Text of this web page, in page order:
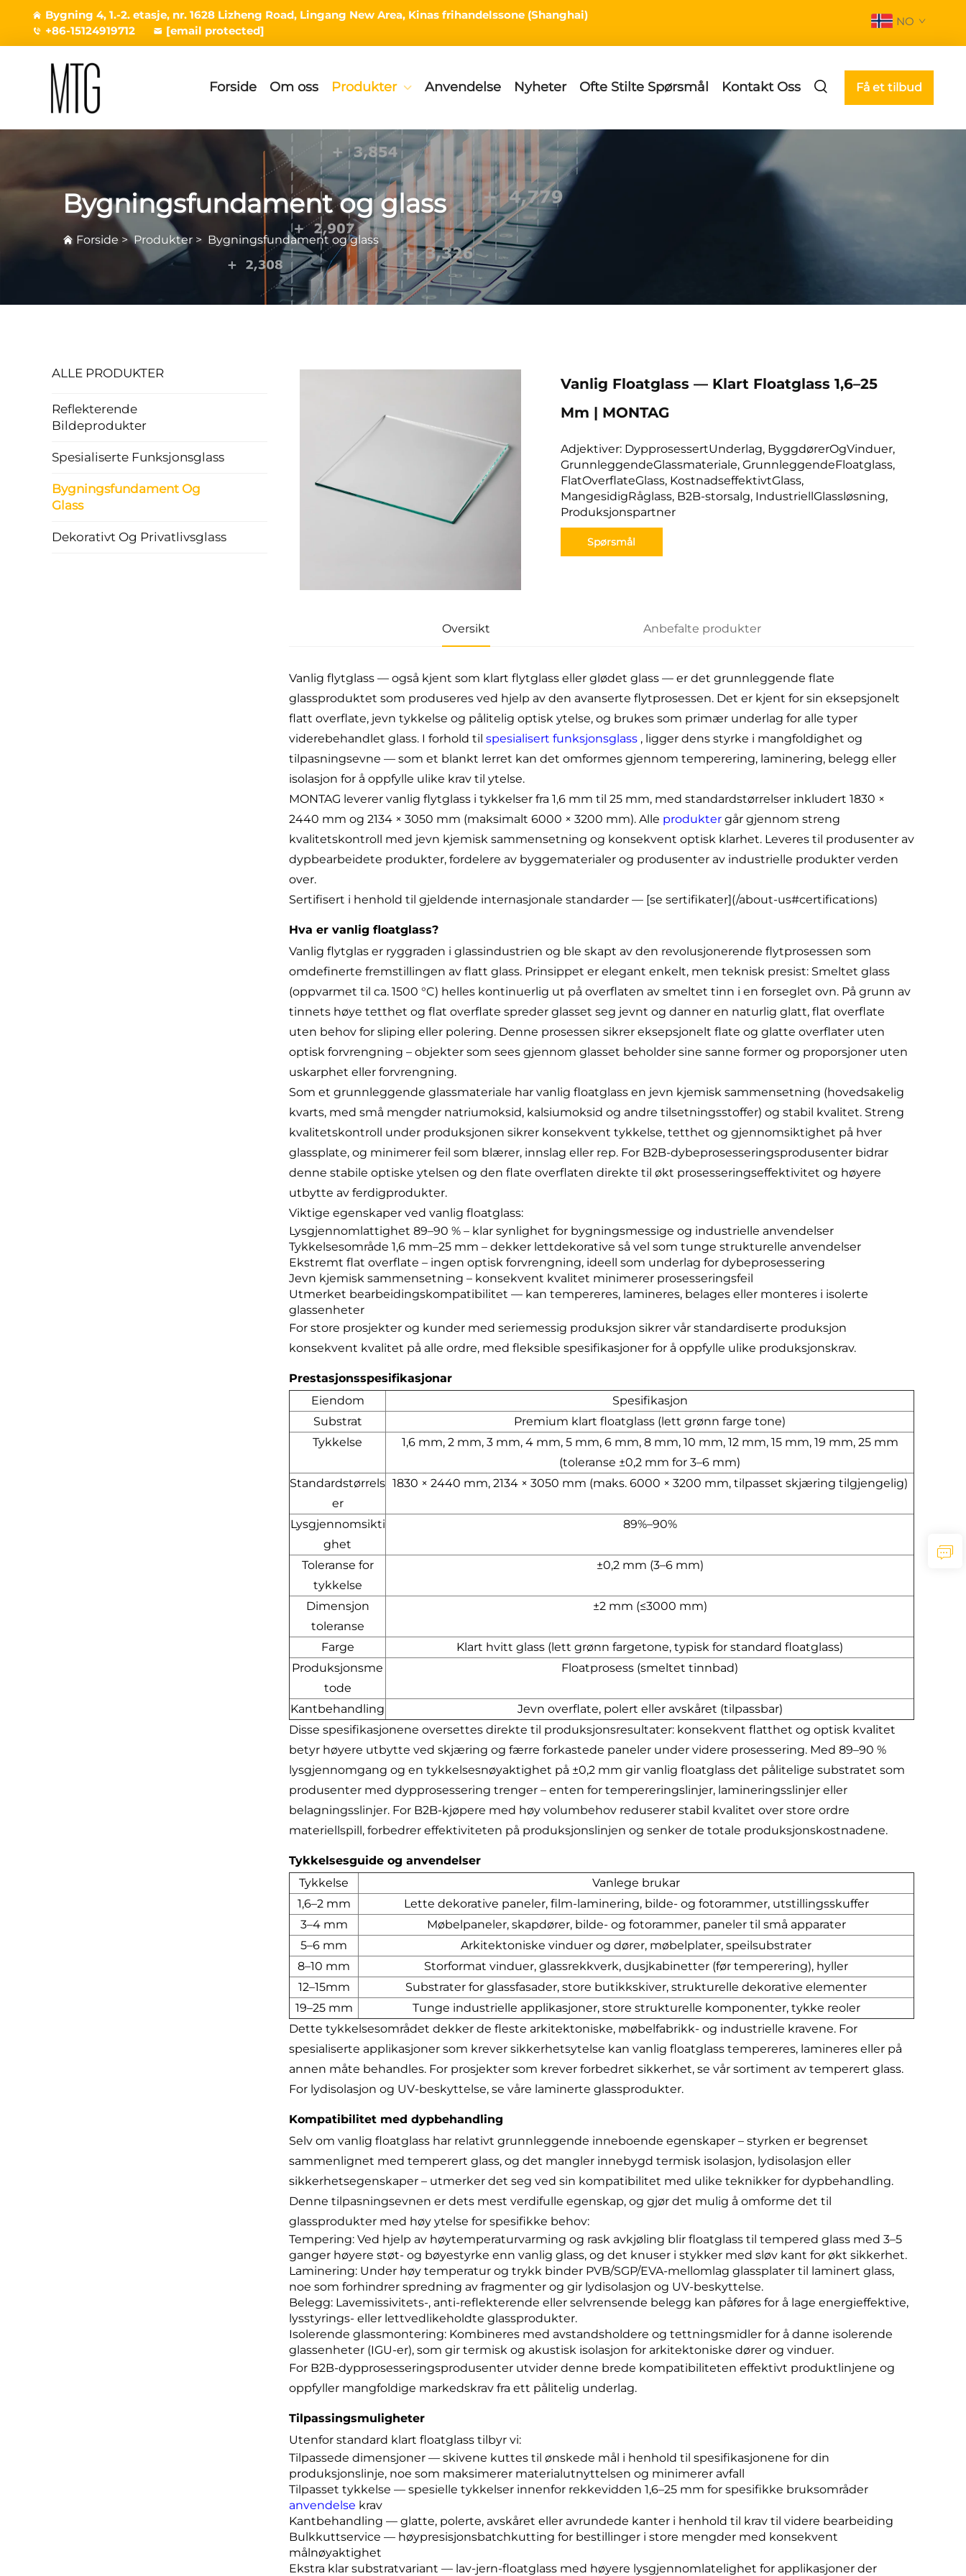
Bygning 4, 1.-2. etasje, nr. 1628 Lizheng Road, Lingang New Area, Kinas frihandelssone (Shanghai)
+86-15124919712
[email protected]
NO
Forside Om oss Produkter Anvendelse Nyheter Ofte Stilte Spørsmål Kontakt Oss Få et tilbud
Bygningsfundament og glass
Forside >Produkter > Bygningsfundament og glass
ALLE PRODUKTER
Reflekterende
Bildeprodukter
Spesialiserte Funksjonsglass
Bygningsfundament Og
Glass
Dekorativt Og Privatlivsglass
Vanlig Floatglass — Klart Floatglass 1,6–25
Mm | MONTAG
Adjektiver: DypprosessertUnderlag, ByggdørerOgVinduer,
GrunnleggendeGlassmateriale, GrunnleggendeFloatglass,
FlatOverflateGlass, KostnadseffektivtGlass,
MangesidigRåglass, B2B-storsalg, IndustriellGlassløsning,
Produksjonspartner
Spørsmål
Oversikt Anbefalte produkter
Vanlig flytglass — også kjent som klart flytglass eller glødet glass — er det grunnleggende flate
glassproduktet som produseres ved hjelp av den avanserte flytprosessen. Det er kjent for sin eksepsjonelt
flatt overflate, jevn tykkelse og pålitelig optisk ytelse, og brukes som primær underlag for alle typer
viderebehandlet glass. I forhold til spesialisert funksjonsglass , ligger dens styrke i mangfoldighet og
tilpasningsevne — som et blankt lerret kan det omformes gjennom temperering, laminering, belegg eller
isolasjon for å oppfylle ulike krav til ytelse.
MONTAG leverer vanlig flytglass i tykkelser fra 1,6 mm til 25 mm, med standardstørrelser inkludert 1830 ×
2440 mm og 2134 × 3050 mm (maksimalt 6000 × 3200 mm). Alle produkter går gjennom streng
kvalitetskontroll med jevn kjemisk sammensetning og konsekvent optisk klarhet. Leveres til produsenter av
dypbearbeidete produkter, fordelere av byggematerialer og produsenter av industrielle produkter verden
over.
Sertifisert i henhold til gjeldende internasjonale standarder — [se sertifikater](/about-us#certifications)
Hva er vanlig floatglass?
Vanlig flytglas er ryggraden i glassindustrien og ble skapt av den revolusjonerende flytprosessen som
omdefinerte fremstillingen av flatt glass. Prinsippet er elegant enkelt, men teknisk presist: Smeltet glass
(oppvarmet til ca. 1500 °C) helles kontinuerlig ut på overflaten av smeltet tinn i en forseglet ovn. På grunn av
tinnets høye tetthet og flat overflate spreder glasset seg jevnt og danner en naturlig glatt, flat overflate
uten behov for sliping eller polering. Denne prosessen sikrer eksepsjonelt flate og glatte overflater uten
optisk forvrengning – objekter som sees gjennom glasset beholder sine sanne former og proporsjoner uten
uskarphet eller forvrengning.
Som et grunnleggende glassmateriale har vanlig floatglass en jevn kjemisk sammensetning (hovedsakelig
kvarts, med små mengder natriumoksid, kalsiumoksid og andre tilsetningsstoffer) og stabil kvalitet. Streng
kvalitetskontroll under produksjonen sikrer konsekvent tykkelse, tetthet og gjennomsiktighet på hver
glassplate, og minimerer feil som blærer, innslag eller rep. For B2B-dybeprosesseringsprodusenter bidrar
denne stabile optiske ytelsen og den flate overflaten direkte til økt prosesseringseffektivitet og høyere
utbytte av ferdigprodukter.
Viktige egenskaper ved vanlig floatglass:
Lysgjennomlattighet 89–90 % – klar synlighet for bygningsmessige og industrielle anvendelser
Tykkelsesområde 1,6 mm–25 mm – dekker lettdekorative så vel som tunge strukturelle anvendelser
Ekstremt flat overflate – ingen optisk forvrengning, ideell som underlag for dybeprosessering
Jevn kjemisk sammensetning – konsekvent kvalitet minimerer prosesseringsfeil
Utmerket bearbeidingskompatibilitet — kan tempereres, lamineres, belages eller monteres i isolerte
glassenheter
For store prosjekter og kunder med seriemessig produksjon sikrer vår standardiserte produksjon
konsekvent kvalitet på alle ordre, med fleksible spesifikasjoner for å oppfylle ulike produksjonskrav.
Prestasjonsspesifikasjonar
Eiendom
Spesifikasjon
Substrat
Premium klart floatglass (lett grønn farge tone)
Tykkelse
1,6 mm, 2 mm, 3 mm, 4 mm, 5 mm, 6 mm, 8 mm, 10 mm, 12 mm, 15 mm, 19 mm, 25 mm
(toleranse ±0,2 mm for 3–6 mm)
Standardstørrels
er
1830 × 2440 mm, 2134 × 3050 mm (maks. 6000 × 3200 mm, tilpasset skjæring tilgjengelig)
Lysgjennomsikti
ghet
89%–90%
Toleranse for
tykkelse
±0,2 mm (3–6 mm)
Dimensjon
toleranse
±2 mm (≤3000 mm)
Farge
Klart hvitt glass (lett grønn fargetone, typisk for standard floatglass)
Produksjonsme
tode
Floatprosess (smeltet tinnbad)
Kantbehandling
Jevn overflate, polert eller avskåret (tilpassbar)
Disse spesifikasjonene oversettes direkte til produksjonsresultater: konsekvent flatthet og optisk kvalitet
betyr høyere utbytte ved skjæring og færre forkastede paneler under videre prosessering. Med 89–90 %
lysgjennomgang og en tykkelsesnøyaktighet på ±0,2 mm gir vanlig floatglass det pålitelige substratet som
produsenter med dypprosessering trenger – enten for tempereringslinjer, lamineringsslinjer eller
belagningsslinjer. For B2B-kjøpere med høy volumbehov reduserer stabil kvalitet over store ordre
materiellspill, forbedrer effektiviteten på produksjonslinjen og senker de totale produksjonskostnadene.
Tykkelsesguide og anvendelser
Tykkelse
Vanlege brukar
1,6–2 mm
Lette dekorative paneler, film-laminering, bilde- og fotorammer, utstillingsskuffer
3–4 mm
Møbelpaneler, skapdører, bilde- og fotorammer, paneler til små apparater
5–6 mm
Arkitektoniske vinduer og dører, møbelplater, speilsubstrater
8–10 mm
Storformat vinduer, glassrekkverk, dusjkabinetter (før temperering), hyller
12–15mm
Substrater for glassfasader, store butikkskiver, strukturelle dekorative elementer
19–25 mm
Tunge industrielle applikasjoner, store strukturelle komponenter, tykke reoler
Dette tykkelsesområdet dekker de fleste arkitektoniske, møbelfabrikk- og industrielle kravene. For
spesialiserte applikasjoner som krever sikkerhetsytelse kan vanlig floatglass tempereres, lamineres eller på
annen måte behandles. For prosjekter som krever forbedret sikkerhet, se vår sortiment av temperert glass.
For lydisolasjon og UV-beskyttelse, se våre laminerte glassprodukter.
Kompatibilitet med dypbehandling
Selv om vanlig floatglass har relativt grunnleggende inneboende egenskaper – styrken er begrenset
sammenlignet med temperert glass, og det mangler innebygd termisk isolasjon, lydisolasjon eller
sikkerhetsegenskaper – utmerker det seg ved sin kompatibilitet med ulike teknikker for dypbehandling.
Denne tilpasningsevnen er dets mest verdifulle egenskap, og gjør det mulig å omforme det til
glassprodukter med høy ytelse for spesifikke behov:
Tempering: Ved hjelp av høytemperaturvarming og rask avkjøling blir floatglass til tempered glass med 3–5
ganger høyere støt- og bøyestyrke enn vanlig glass, og det knuser i stykker med sløv kant for økt sikkerhet.
Laminering: Under høy temperatur og trykk binder PVB/SGP/EVA-mellomlag glassplater til laminert glass,
noe som forhindrer spredning av fragmenter og gir lydisolasjon og UV-beskyttelse.
Belegg: Lavemissivitets-, anti-reflekterende eller selvrensende belegg kan påføres for å lage energieffektive,
lysstyrings- eller lettvedlikeholdte glassprodukter.
Isolerende glassmontering: Kombineres med avstandsholdere og tettningsmidler for å danne isolerende
glassenheter (IGU-er), som gir termisk og akustisk isolasjon for arkitektoniske dører og vinduer.
For B2B-dypprosesseringsprodusenter utvider denne brede kompatibiliteten effektivt produktlinjene og
oppfyller mangfoldige markedskrav fra ett pålitelig underlag.
Tilpassingsmuligheter
Utenfor standard klart floatglass tilbyr vi:
Tilpassede dimensjoner — skivene kuttes til ønskede mål i henhold til spesifikasjonene for din
produksjonslinje, noe som maksimerer materialutnyttelsen og minimerer avfall
Tilpasset tykkelse — spesielle tykkelser innenfor rekkevidden 1,6–25 mm for spesifikke bruksområder
anvendelse krav
Kantbehandling — glatte, polerte, avskåret eller avrundede kanter i henhold til krav til videre bearbeiding
Bulkkuttservice — høypresisjonsbatchkutting for bestillinger i store mengder med konsekvent
målnøyaktighet
Ekstra klar substratvariant — lav-jern-floatglass med høyere lysgjennomlatelighet for applikasjoner der